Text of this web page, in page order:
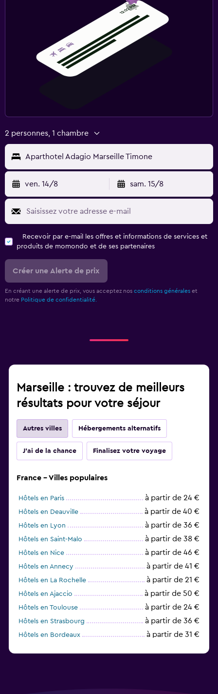
2 personnes, 1 chambre
Aparthotel Adagio Marseille Timone
ven. 14/8 sam. 15/8
Recevoir par e-mail les offres et informations de services et
produits de momondo et de ses partenaires
Créer une Alerte de prix
En créant une alerte de prix, vous acceptez nos conditions générales et
notre Politique de confidentialité.
Marseille : trouvez de meilleurs
résultats pour votre séjour
Autres villes Hébergements alternatifs
J'ai de la chance Finalisez votre voyage
France - Villes populaires
Hôtels en Paris à partir de 24 €
Hôtels en Deauville à partir de 40 €
Hôtels en Lyon à partir de 36 €
Hôtels en Saint-Malo à partir de 38 €
Hôtels en Nice à partir de 46 €
Hôtels en Annecy à partir de 41 €
Hôtels en La Rochelle à partir de 21 €
Hôtels en Ajaccio à partir de 50 €
Hôtels en Toulouse à partir de 24 €
Hôtels en Strasbourg à partir de 36 €
Hôtels en Bordeaux à partir de 31 €